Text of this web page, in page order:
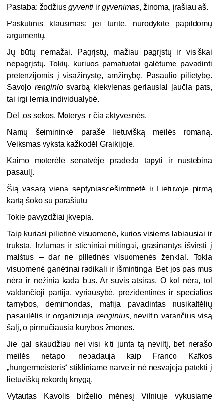
Pastaba: žodžiusgyventi irgyvenimas, žinoma, įrašiau aš.
Paskutinis klausimas: jei turite, nurodykite papildomų
argumentų.
Jų būtų nemažai. Pagrįstų, mažiau pagrįstų ir visiškai
nepagrįstų. Tokių, kuriuos pamatuotai galėtume pavadinti
pretenzijomis į visažinystę, amžinybę, Pasaulio pilietybę.
Savojorenginio svarbą kiekvienas geriausiai jaučia pats,
tai irgi lemia individualybė.
Dėl tos sekos. Moterys ir čia aktyvesnės.
Namų šeimininkė parašė lietuvišką meilės romaną.
Veiksmas vyksta kažkodėl Graikijoje.
Kaimo moterėlė senatvėje pradeda tapyti ir nustebina
pasaulį.
Šią vasarą viena septyniasdešimtmetė ir Lietuvoje pirmą
kartą šoko su parašiutu.
Tokie pavyzdžiai įkvepia.
Taip kuriasi pilietinė visuomenė, kurios visiems labiausiai ir
trūksta. Irzlumas ir stichiniai mitingai, grasinantys išvirsti į
maištus – dar ne pilie­tinės visuomenės ženklai. Tokia
visuomenė ganėtinai radikali ir išmintinga. Bet jos pas mus
nėra ir nežinia kada bus. Ar suvis atsiras. O kol nėra, tol
val­dančioji partija, vyriausybė, prezidentinės ir specialios
tarnybos, demimondas, mafija pavadintas nusikaltėlių
pasaulėlis ir organizuoja renginius, neviltin varančius visą
šalį, o pirmučiausia kūrybos žmones.
Jie gal skaudžiau nei visi kiti junta tą neviltį, bet nerašo
meilės netapo, nebadauja kaip Franco Kafkos
„hungermeisteris“ stikliniame narve ir nė nesvajoja patekti į
lietuviškų rekordų knygą.
Vytautas Kavolis birželio mėnesį Vilniuje vykusiame